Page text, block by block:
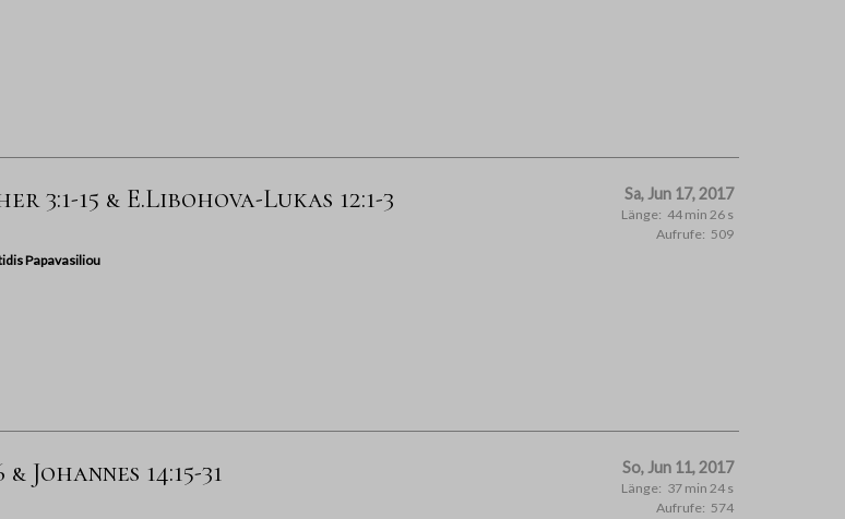
Sa, Jun 17, 2017
Länge: 44 min 26 s
Aufrufe: 509
3:1-15 & E.Libohova-Lukas 12:1-3
Papavasiliou
So, Jun 11, 2017
Länge: 37 min 24 s
Aufrufe: 574
Johannes 14:15-31